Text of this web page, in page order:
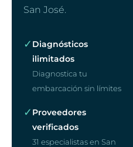
San José.
✓ Diagnósticos
ilimitados
Diagnostica tu
embarcación sin límites
✓ Proveedores
verificados
31 especialistas en San